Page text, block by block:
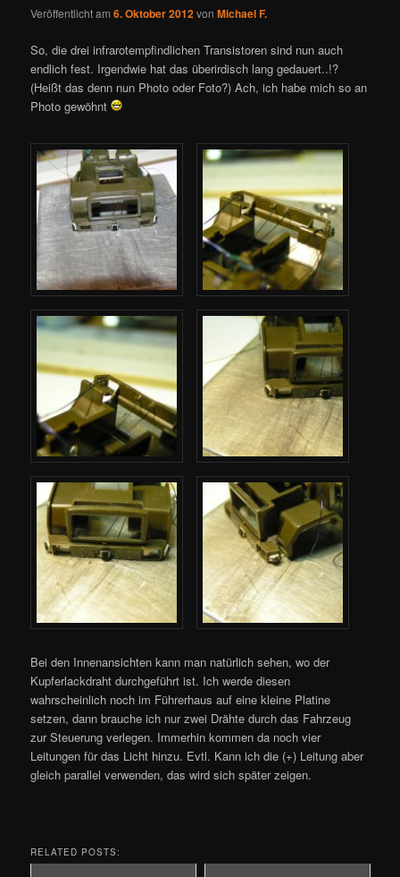
Veröffentlicht am6. Oktober 2012vonMichael F.
So, die drei infrarotempfindlichen Transistoren sind nun auch
endlich fest. Irgendwie hat das überirdisch lang gedauert..!?
(Heißt das denn nun Photo oder Foto?) Ach, ich habe mich so an
Photo gewöhnt
Bei den Innenansichten kann man natürlich sehen, wo der
Kupferlackdraht durchgeführt ist. Ich werde diesen
wahrscheinlich noch im Führerhaus auf eine kleine Platine
setzen, dann brauche ich nur zwei Drähte durch das Fahrzeug
zur Steuerung verlegen. Immerhin kommen da noch vier
Leitungen für das Licht hinzu. Evtl. Kann ich die (+) Leitung aber
gleich parallel verwenden, das wird sich später zeigen.
RELATED POSTS: